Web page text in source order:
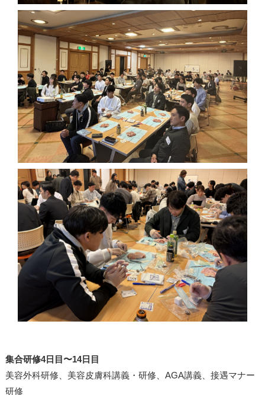
集合研修4日目〜14日目
美容外科研修、美容皮膚科講義・研修、AGA講義、接遇マナー
研修